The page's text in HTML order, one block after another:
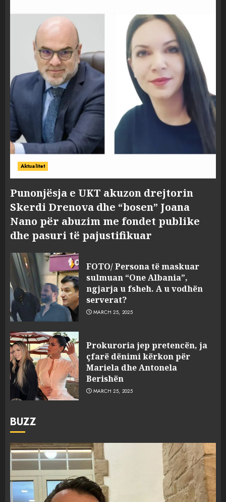
Aktualitet
Punonjësja e UKT akuzon drejtorin
Skerdi Drenova dhe “bosen” Joana
Nano për abuzim me fondet publike
dhe pasuri të pajustifikuar
FOTO/ Persona të maskuar
sulmuan “One Albania”,
ngjarja u fsheh. A u vodhën
serverat?
MARCH 25, 2025
Prokuroria jep pretencën, ja
çfarë dënimi kërkon për
Mariela dhe Antonela
Berishën
MARCH 25, 2025
BUZZ